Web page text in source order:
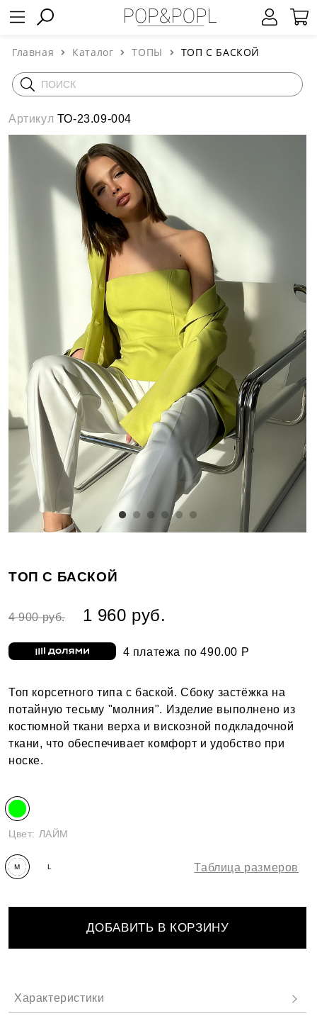
Главная Каталог ТОПЫ ТОП С БАСКОЙ
Артикул ТО-23.09-004
ТОП С БАСКОЙ
4 900 руб. 1 960 руб.
4 платежа по 490.00 Р
Топ корсетного типа с баской. Сбоку застёжка на
потайную тесьму "молния". Изделие выполнено из
костюмной ткани верха и вискозной подкладочной
ткани, что обеспечивает комфорт и удобство при
носке.
Цвет: ЛАЙМ
M L Таблица размеров
ДОБАВИТЬ В КОРЗИНУ